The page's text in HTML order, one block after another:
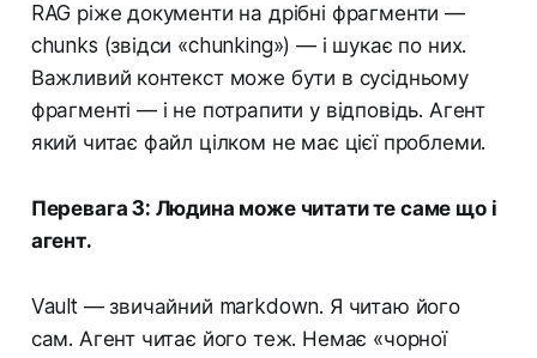
RAG ріже документи на дрібні фрагменти —
chunks (звідси «chunking») — і шукає по них.
Важливий контекст може бути в сусідньому
фрагменті — і не потрапити у відповідь. Агент
який читає файл цілком не має цієї проблеми.
Перевага 3: Людина може читати те саме що і
агент.
Vault — звичайний markdown. Я читаю його
сам. Агент читає його теж. Немає «чорної